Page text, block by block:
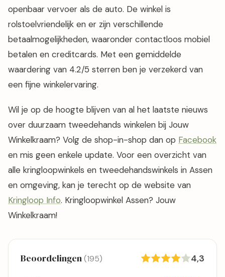
openbaar vervoer als de auto. De winkel is
rolstoelvriendelijk en er zijn verschillende
betaalmogelijkheden, waaronder contactloos mobiel
betalen en creditcards. Met een gemiddelde
waardering van 4.2/5 sterren ben je verzekerd van
een fijne winkelervaring.
Wil je op de hoogte blijven van al het laatste nieuws
over duurzaam tweedehands winkelen bij Jouw
Winkelkraam? Volg de shop-in-shop dan op Facebook
en mis geen enkele update. Voor een overzicht van
alle kringloopwinkels en tweedehandswinkels in Assen
en omgeving, kan je terecht op de website van
Kringloop Info. Kringloopwinkel Assen? Jouw
Winkelkraam!
Beoordelingen(195) 4,3